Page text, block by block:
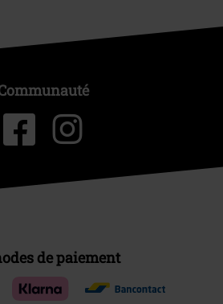
de paiement